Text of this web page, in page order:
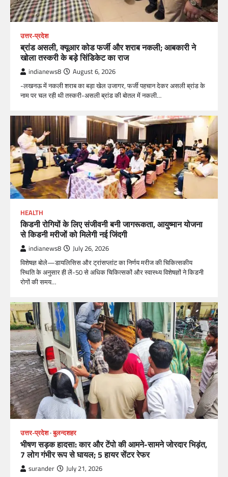
उत्तर-प्रदेश
ब्रांड असली, क्यूआर कोड फर्जी और शराब नकली; आबकारी ने
खोला तस्करी के बड़े सिंडिकेट का राज
indianews8 August 6, 2026
-लखनऊ में नकली शराब का बड़ा खेल उजागर, फर्जी पहचान देकर असली ब्रांड के
नाम पर चल रही थी तस्करी-असली ब्रांड की बोतल में नकली…
HEALTH
किडनी रोगियों के लिए संजीवनी बनी जागरूकता, आयुष्मान योजना
से किडनी मरीजों को मिलेगी नई जिंदगी
indianews8 July 26, 2026
विशेषज्ञ बोले—डायलिसिस और ट्रांसप्लांट का निर्णय मरीज की चिकित्सकीय
स्थिति के अनुसार ही लें-50 से अधिक चिकित्सकों और स्वास्थ्य विशेषज्ञों ने किडनी
रोगों की समय…
उत्तर-प्रदेश बुलन्दशहर
भीषण सड़क हादसा: कार और टेंपो की आमने-सामने जोरदार भिड़ंत,
7 लोग गंभीर रूप से घायल; 5 हायर सेंटर रेफर​
surander July 21, 2026